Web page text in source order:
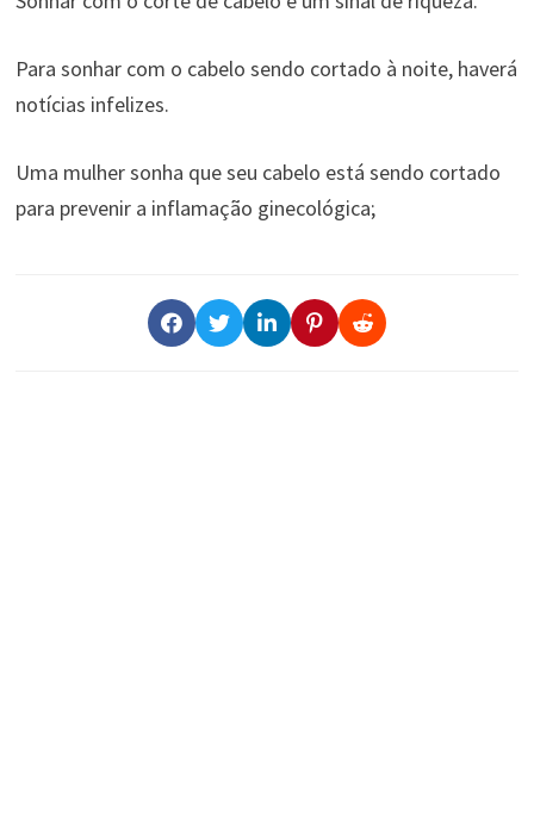
Para sonhar com o cabelo sendo cortado à noite, haverá
notícias infelizes.
Uma mulher sonha que seu cabelo está sendo cortado
para prevenir a inflamação ginecológica;